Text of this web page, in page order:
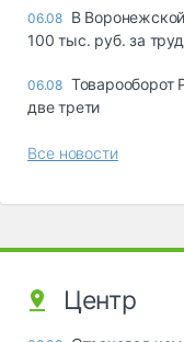
06.08 В
100 тыс. руб. за
06.08 Товарооборот
две трети
Все новости
Центр